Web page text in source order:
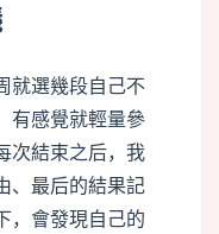
就選幾段自己不
有感覺就輕量參
次結束之后，我
、最后的結果記
，會發現自己的